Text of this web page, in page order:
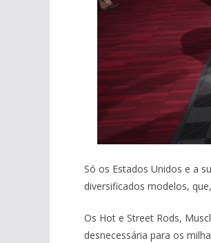
Só os Estados Unidos e a
diversificados modelos,
Os Hot e Street Rods,
desnecessária para os